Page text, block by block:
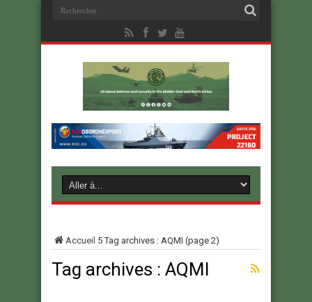
Accueil 5Tag archives : AQMI (page 2)
Tag archives : AQMI